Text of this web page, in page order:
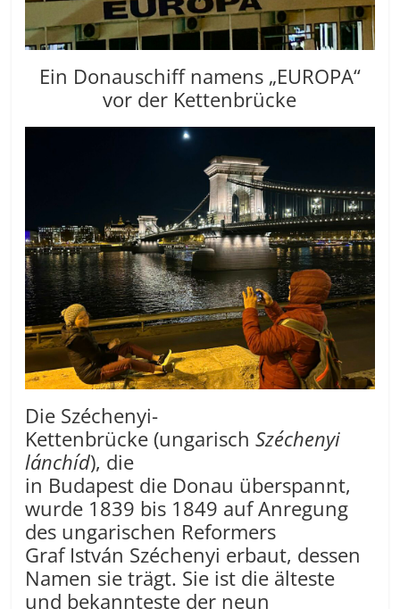
Ein Donauschiff namens „EUROPA“
vor der Kettenbrücke
Die Széchenyi-
Kettenbrücke (ungarischSzéchenyi
lánchíd), die
in Budapest die Donau überspannt,
wurde 1839 bis 1849 auf Anregung
des ungarischen Reformers
Graf István Széchenyi erbaut, dessen
Namen sie trägt. Sie ist die älteste
und bekannteste der neun